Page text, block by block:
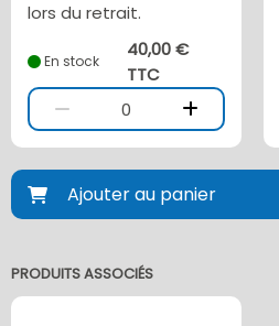
lors du retrait.
En stock
40,00 €
TTC
0
Ajouter au panier
PRODUITS ASSOCIÉS